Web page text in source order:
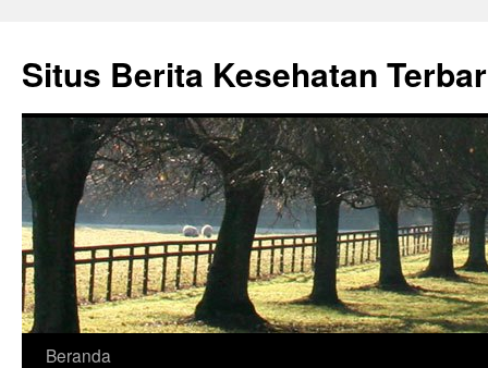
Situs Berita Kesehatan
Langsung
Beranda